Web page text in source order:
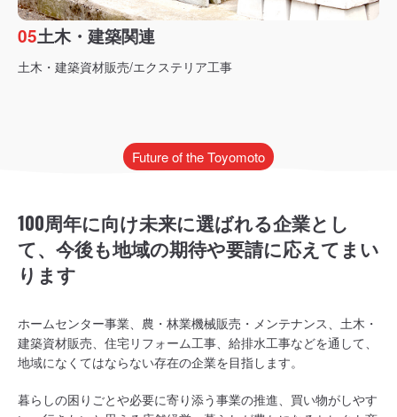
05土木・建築関連
土木・建築資材販売/エクステリア工事
Future of the Toyomoto
100周年に向け未来に選ばれる企業とし
て、今後も地域の期待や要請に応えてまい
ります
ホームセンター事業、農・林業機械販売・メンテナンス、土木・
建築資材販売、住宅リフォーム工事、給排水工事などを通して、
地域になくてはならない存在の企業を目指します。
暮らしの困りごとや必要に寄り添う事業の推進、買い物がしやす